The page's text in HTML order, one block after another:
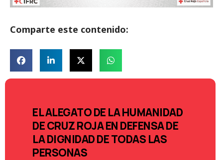
Comparte este contenido:
EL ALEGATO DE LA HUMANIDAD
DE CRUZ ROJA EN DEFENSA DE
LA DIGNIDAD DE TODAS LAS
PERSONAS